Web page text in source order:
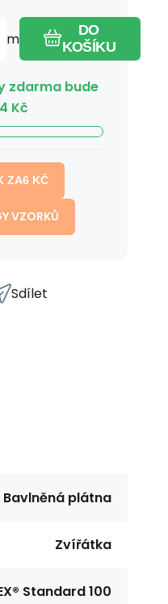
m
DO
KOŠÍKU
zdarma bude
Kč
ZA6 KČ
VZORKŮ
Sdílet
Bavlněná plátna
Zvířátka
Standard 100